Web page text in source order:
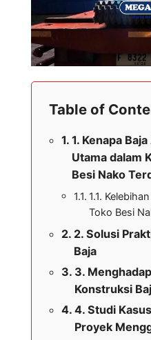
Table of
1. Kenapa
Utama dalam
Besi Nako
1.1.
Toko Besi
2. Solusi
Baja
3.
Konstruksi
4. Studi
Proyek